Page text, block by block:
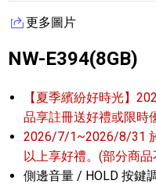
更多圖片
NW-E394(8GB)
【夏季繽紛好時光】
品享註冊送好禮或限時
2026/7/1~2026/8/31
以上享好禮。(部分商
側邊音量 / HOLD 按鍵